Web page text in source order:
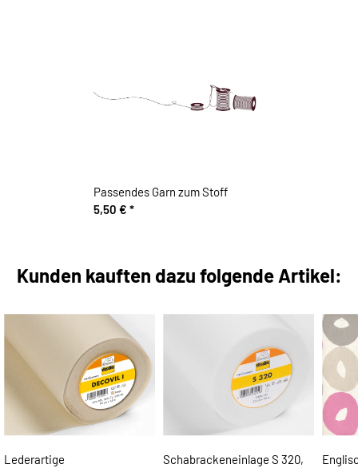
Passendes Garn zum Stoff
5,50 € *
Kunden kauften dazu folgende Artikel:
Lederartige
Schabrackeneinlage S 320,